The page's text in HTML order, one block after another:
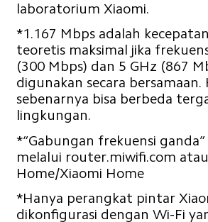
laboratorium Xiaomi.
*1.167 Mbps adalah
teoretis maksimal jika
(300 Mbps) dan 5 GHz (867
digunakan secara bersamaan.
sebenarnya bisa berbeda
lingkungan.
*“Gabungan frekuensi
melalui router.miwifi.com
Home/Xiaomi Home
*Hanya perangkat pintar
dikonfigurasi dengan Wi-Fi